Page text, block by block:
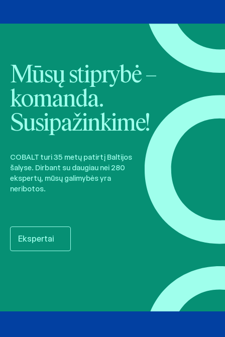
Mūsų stiprybė –
komanda.
Susipažinkime!
COBALT turi 35 metų patirtį Baltijos
šalyse. Dirbant su daugiau nei 280
ekspertų, mūsų galimybės yra
neribotos.
Ekspertai